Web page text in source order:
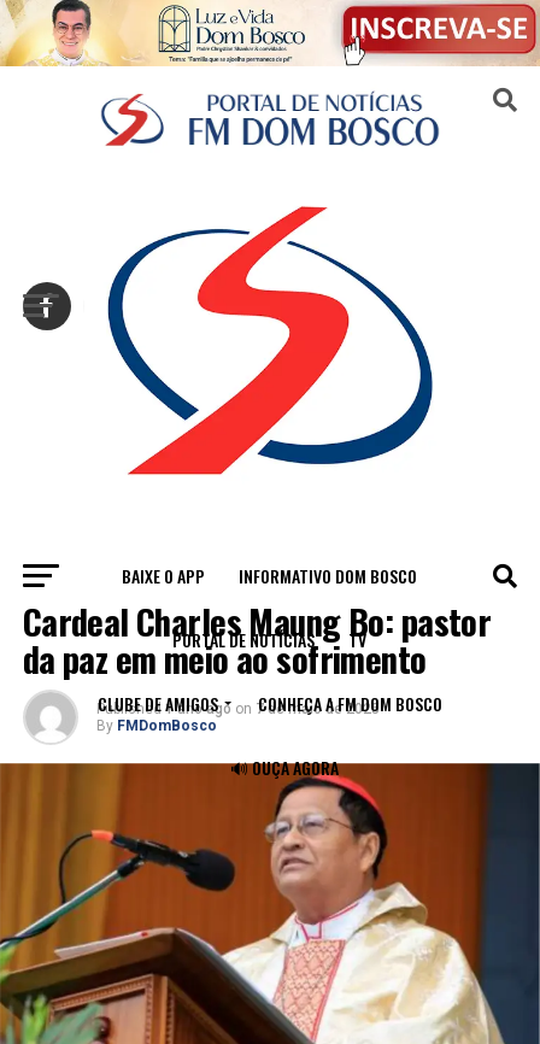
BAIXE O APP INFORMATIVO DOM BOSCO
PORTAL DE NOTÍCIAS TV
CLUBE DE AMIGOS CONHEÇA A FM DOM BOSCO
🔊 OUÇA AGORA
BLOG
Cardeal Charles Maung Bo: pastor
da paz em meio ao sofrimento
Published 1 ano ago on 7 de maio de 2025
By FMDomBosco
Sair da versão mobile